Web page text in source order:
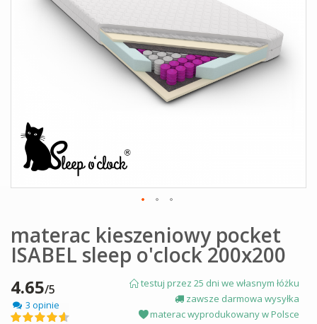
materac kieszeniowy pocket
ISABEL sleep o'clock 200x200
4.65/5
3 opinie
Ocena:
testuj przez 25 dni we własnym łóżku
zawsze darmowa wysyłka
materac wyprodukowany w Polsce
to
the
beginning
the
images
gallery